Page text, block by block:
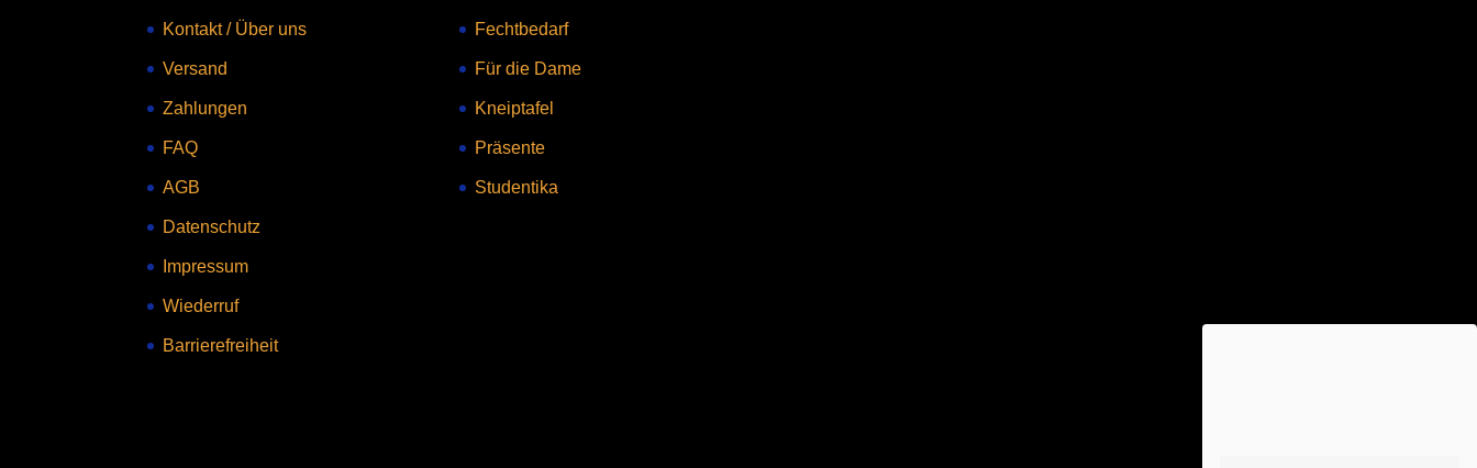
Kontakt/ Über uns
Versand
Zahlungen
FAQ
AGB
Datenschutz
Impressum
Wiederruf
Barrierefreiheit
Fechtbedarf
Für die Dame
Kneiptafel
Präsente
Studentika